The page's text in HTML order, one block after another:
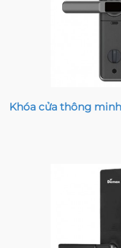
Khóa cửa thông